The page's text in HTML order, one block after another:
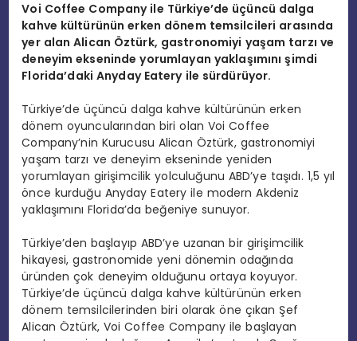
Voi Coffee Company ile Türkiye’de üçüncü dalga
kahve kültürünün erken dönem temsilcileri arasında
yer alan Alican Öztürk, gastronomiyi yaşam tarzı ve
deneyim ekseninde yorumlayan yaklaşımını şimdi
Florida’daki Anyday Eatery ile sürdürüyor.
Türkiye’de üçüncü dalga kahve kültürünün erken
dönem oyuncularından biri olan Voi Coffee
Company’nin Kurucusu Alican Öztürk, gastronomiyi
yaşam tarzı ve deneyim ekseninde yeniden
yorumlayan girişimcilik yolculuğunu ABD’ye taşıdı. 1,5 yıl
önce kurduğu Anyday Eatery ile modern Akdeniz
yaklaşımını Florida’da beğeniye sunuyor.
Türkiye’den başlayıp ABD’ye uzanan bir girişimcilik
hikayesi, gastronomide yeni dönemin odağında
üründen çok deneyim olduğunu ortaya koyuyor.
Türkiye’de üçüncü dalga kahve kültürünün erken
dönem temsilcilerinden biri olarak öne çıkan Şef
Alican Öztürk, Voi Coffee Company ile başlayan